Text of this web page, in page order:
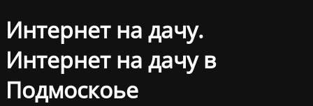
Интернет на дачу.
Интернет на дачу в
Подмоскоье